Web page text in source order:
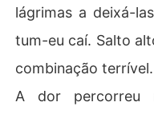
lágrimas a deixá-
tum-eu caí. Salto
combinação terrível.
A dor percorreu